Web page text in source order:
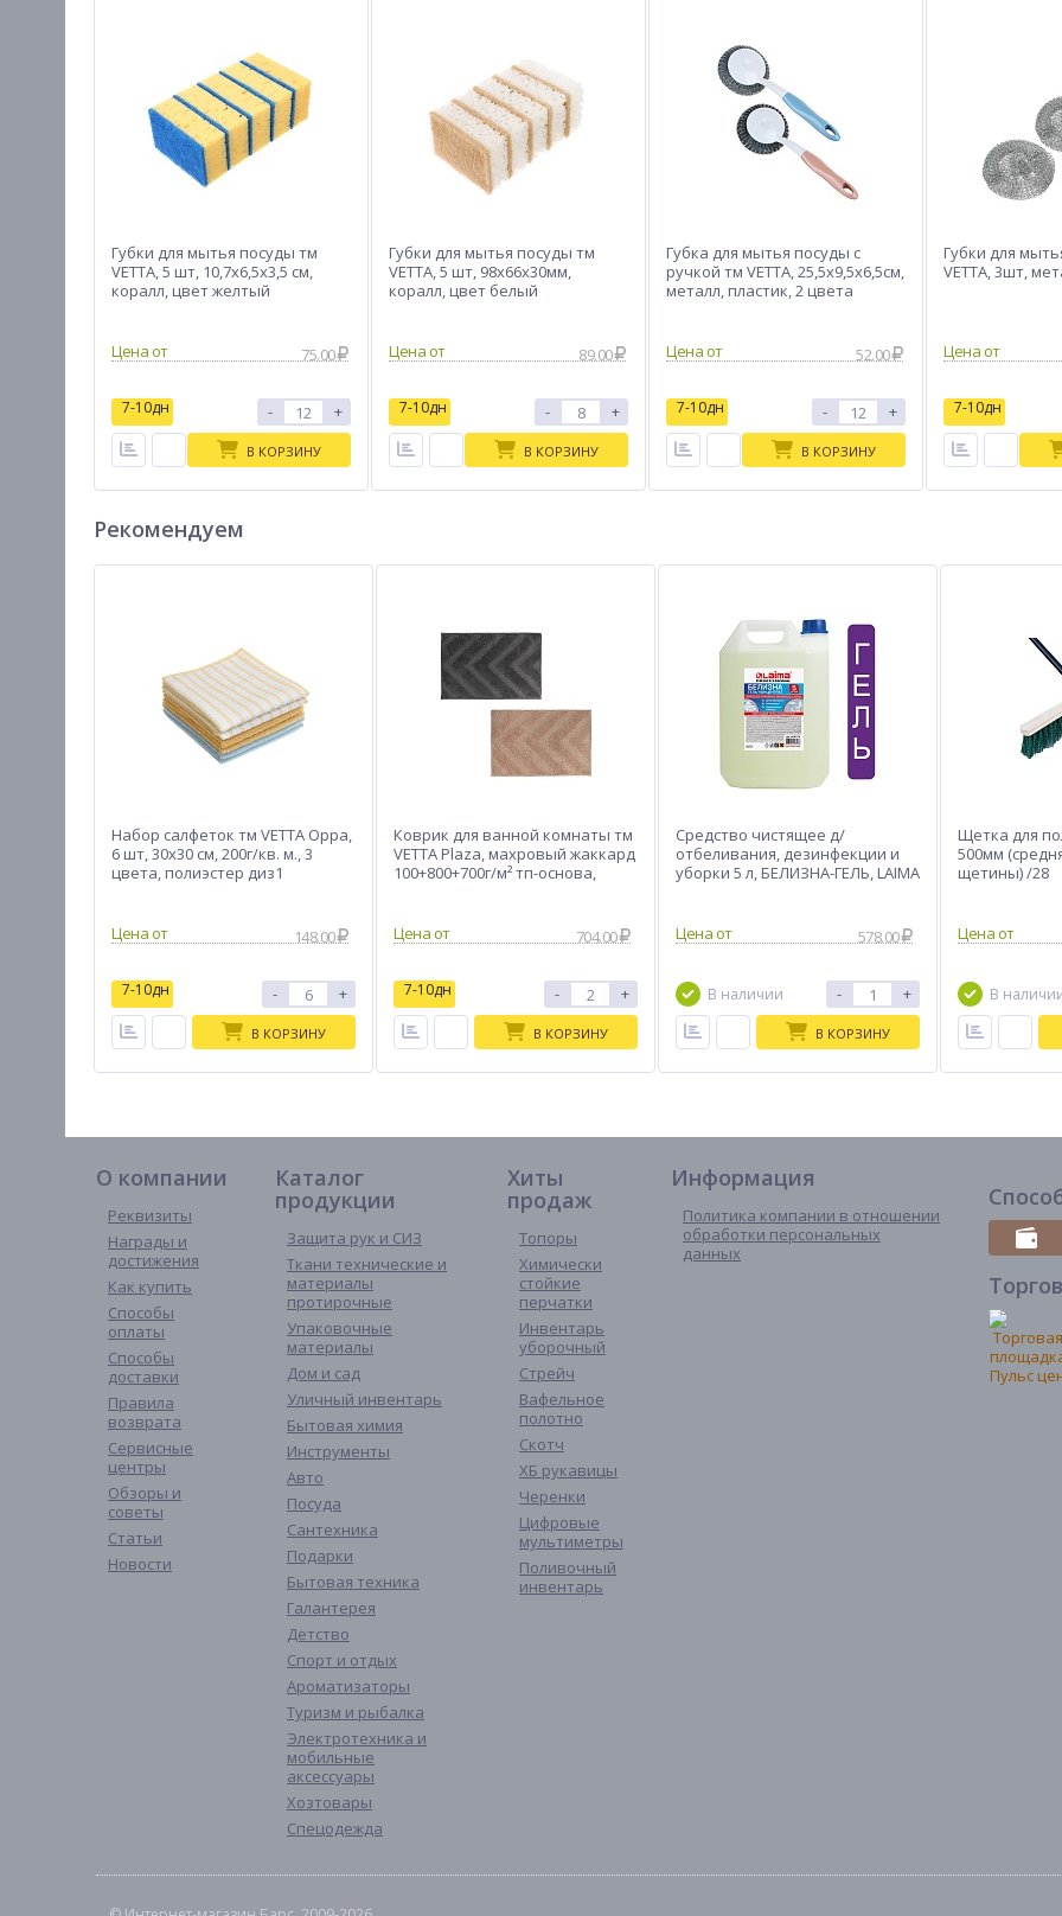
Губки для мытья посуды тм
VETTA, 5 шт, 10,7x6,5x3,5 см,
коралл, цвет желтый
Цена от 75.00
7-10дн - +
В КОРЗИНУ
Губки для мытья посуды тм
VETTA, 5 шт, 98x66x30мм,
коралл, цвет белый
Цена от 89.00
7-10дн - +
В КОРЗИНУ
Губка для мытья посуды с
ручкой тм VETTA, 25,5x9,5x6,5см,
металл, пластик, 2 цвета
Цена от 52.00
7-10дн - +
В КОРЗИНУ
Губки для
VETTA, 3шт,
Цена от
7-10дн
Рекомендуем
Набор салфеток тм VETTA Орра,
6 шт, 30х30 см, 200г/кв. м., 3
цвета, полиэстер диз1
148.00
7-10дн - +
В КОРЗИНУ
Коврик для ванной комнаты тм
VETTA Plaza, махровый жаккард
100+800+700г/м² тп-основа,
704.00
7-10дн - +
В КОРЗИНУ
Средство чистящее д/
отбеливания, дезинфекции и
уборки 5 л, БЕЛИЗНА-ГЕЛЬ, LAIMA
578.00
В наличии - +
В КОРЗИНУ
Щетка для
500мм
щетины) /28
В
О компании
Реквизиты
Награды и
достижения
Как купить
Способы
оплаты
Способы
доставки
Правила
возврата
Сервисные
центры
Обзоры и
советы
Статьи
Новости
Каталог
продукции
Защита рук и СИЗ
Ткани технические и
материалы
протирочные
Упаковочные
материалы
Дом и сад
Уличный инвентарь
Бытовая химия
Инструменты
Авто
Посуда
Сантехника
Подарки
Бытовая техника
Галантерея
Детство
Спорт и отдых
Ароматизаторы
Туризм и рыбалка
Электротехника и
мобильные
аксессуары
Хозтовары
Спецодежда
Хиты
продаж
Топоры
Химически
стойкие
перчатки
Инвентарь
уборочный
Стрейч
Вафельное
полотно
Скотч
ХБ рукавицы
Черенки
Цифровые
мультиметры
Поливочный
инвентарь
Информация
Политика компании в отношении
обработки персональных
данных